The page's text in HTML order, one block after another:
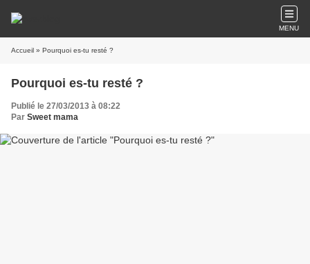
MENU
Accueil » Pourquoi es-tu resté ?
Pourquoi es-tu resté ?
Publié le 27/03/2013 à 08:22
Par Sweet mama